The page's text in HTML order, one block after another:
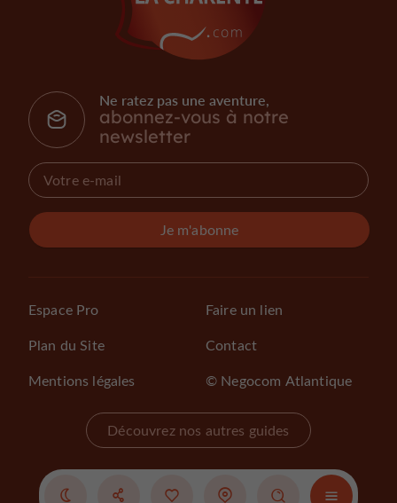
Ne ratez pas une aventure,
abonnez-vous à notre
newsletter
Je m'abonne
Espace Pro
Plan du Site
Mentions légales
Faire un lien
Contact
© Negocom Atlantique
Découvrez nos autres guides